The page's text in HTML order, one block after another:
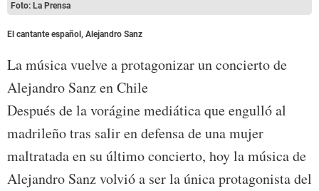
Foto: La Prensa
El cantante español, Alejandro Sanz
La música vuelve a protagonizar un concierto de
Alejandro Sanz en Chile
Después de la vorágine mediática que engulló al
madrileño tras salir en defensa de una mujer
maltratada en su último concierto, hoy la música de
Alejandro Sanz volvió a ser la única protagonista del